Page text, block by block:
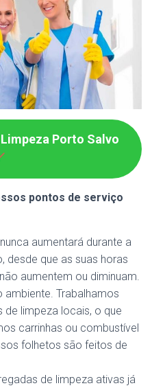
Porto Salvo
pontos de serviço
aumentará durante a
desde que as suas horas
aumentem ou diminuam.
Trabalhamos
limpeza locais, o que
carrinhas ou combustível
folhetos são feitos de
de limpeza ativas já